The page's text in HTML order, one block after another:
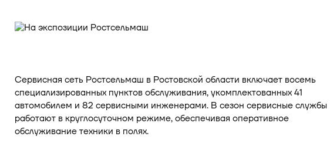
Сервисная сеть Ростсельмаш в Ростовской области включает восемь
специализированных пунктов обслуживания, укомплектованных 41
автомобилем и 82 сервисными инженерами. В сезон сервисные службы
работают в круглосуточном режиме, обеспечивая оперативное
обслуживание техники в полях.